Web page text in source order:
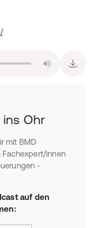
Ohr
mit BMD
Fachexpert/innen
-
auf den